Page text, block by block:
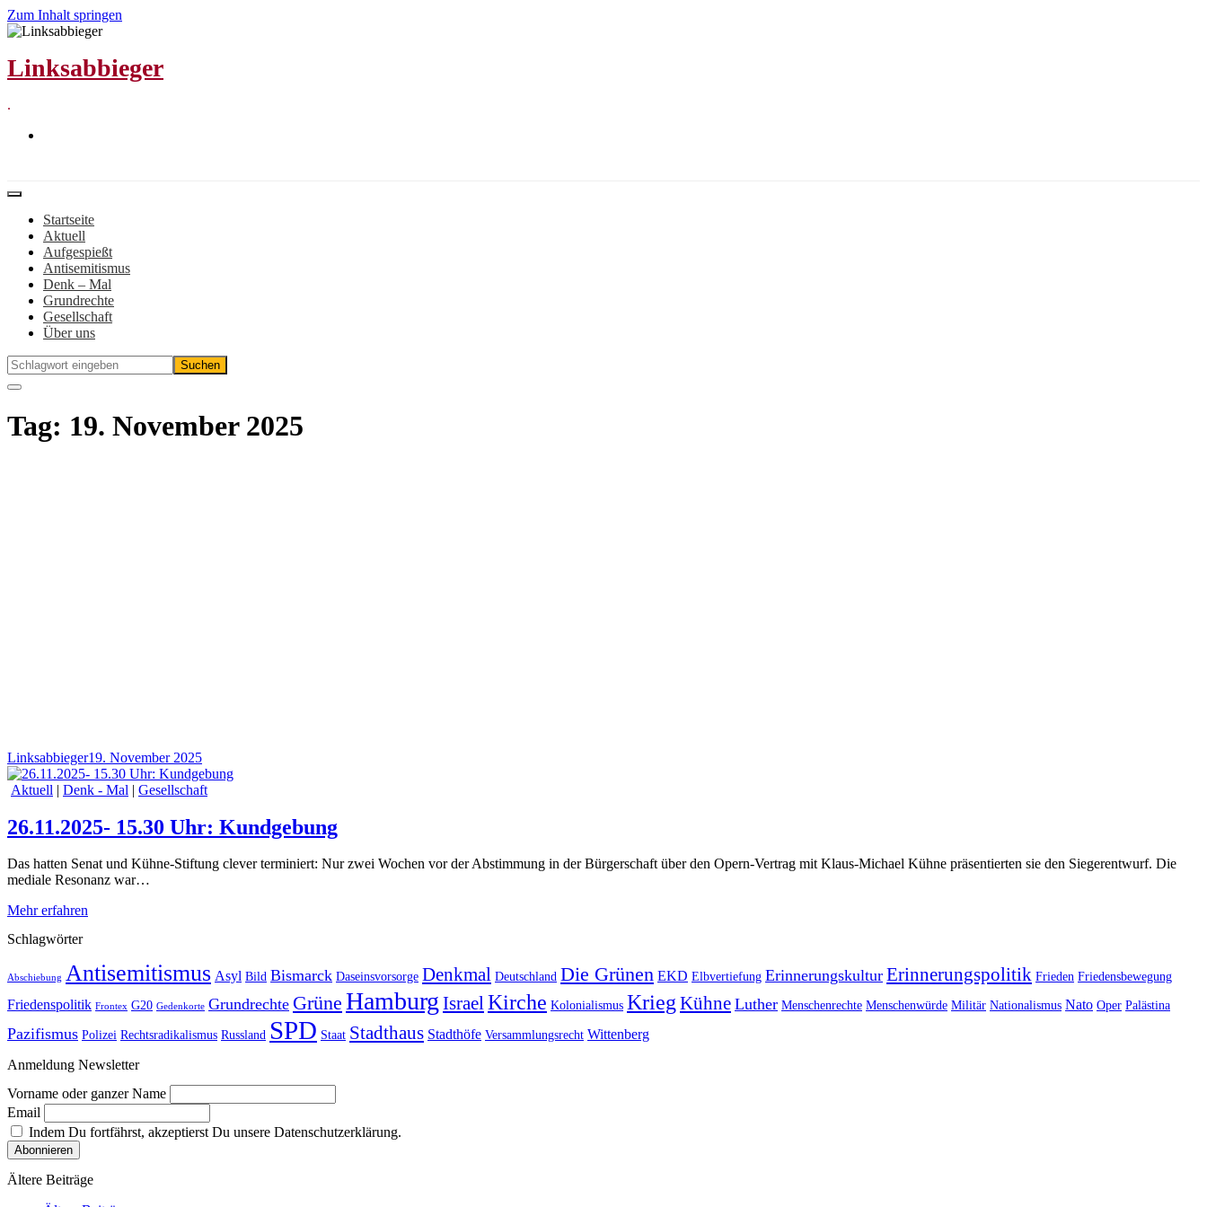
Zum Inhalt springen
Linksabbieger
.
Startseite
Aktuell
Aufgespießt
Antisemitismus
Denk – Mal
Grundrechte
Gesellschaft
Über uns
Tag: 19. November 2025
Linksabbieger19. November 2025
Aktuell | Denk - Mal | Gesellschaft
26.11.2025- 15.30 Uhr: Kundgebung
Das hatten Senat und Kühne-Stiftung clever terminiert: Nur zwei Wochen vor der Abstimmung in der Bürgerschaft über den Opern-Vertrag mit Klaus-Michael Kühne präsentierten sie den Siegerentwurf. Die
mediale Resonanz war…
Mehr erfahren
Schlagwörter
Abschiebung Antisemitismus Asyl Bild Bismarck Daseinsvorsorge Denkmal Deutschland Die Grünen EKD Elbvertiefung Erinnerungskultur Erinnerungspolitik Frieden Friedensbewegung
Friedenspolitik Frontex G20 Gedenkorte Grundrechte Grüne Hamburg IsraelKirche Kolonialismus Krieg Kühne Luther Menschenrechte Menschenwürde Militär Nationalismus Nato Oper Palästina
Pazifismus Polizei Rechtsradikalismus Russland SPD Staat Stadthaus Stadthöfe Versammlungsrecht Wittenberg
Anmeldung Newsletter
Vorname oder ganzer Name
Email
Indem Du fortfährst, akzeptierst Du unsere Datenschutzerklärung.
Ältere Beiträge